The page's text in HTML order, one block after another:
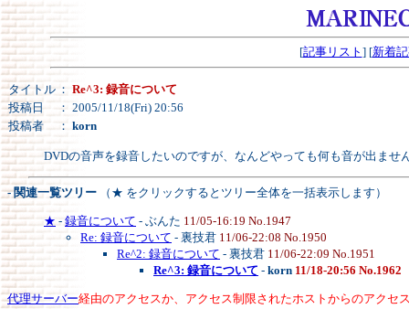
[記事リスト ] [新着
タイトル ： Re^3: 録音について
投稿日
： 2005/11/18(Fri) 20:56
投稿者
： korn
DVDの音声を録音したいのですが、なんどやっても何も音が出ませ
- 関連一覧ツリー （★ をクリックするとツリー全体を一括表示します）
★ - 録音について - ぶんた 11/05-16:19 No.1947
Re: 録音について - 裏技君 11/06-22:08 No.1950
Re^2: 録音について - 裏技君 11/06-22:09 No.1951
Re^3: 録音について - korn 11/18-20:56 No.1962
代理サーバー経由のアクセスか、アクセス制限されたホストからのアクセ